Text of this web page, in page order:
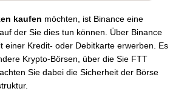
kaufen möchten, ist Binance eine
der Sie dies tun können. Über Binance
einer Kredit- oder Debitkarte erwerben. Es
Krypto-Börsen, über die Sie FTT
Sie dabei die Sicherheit der Börse